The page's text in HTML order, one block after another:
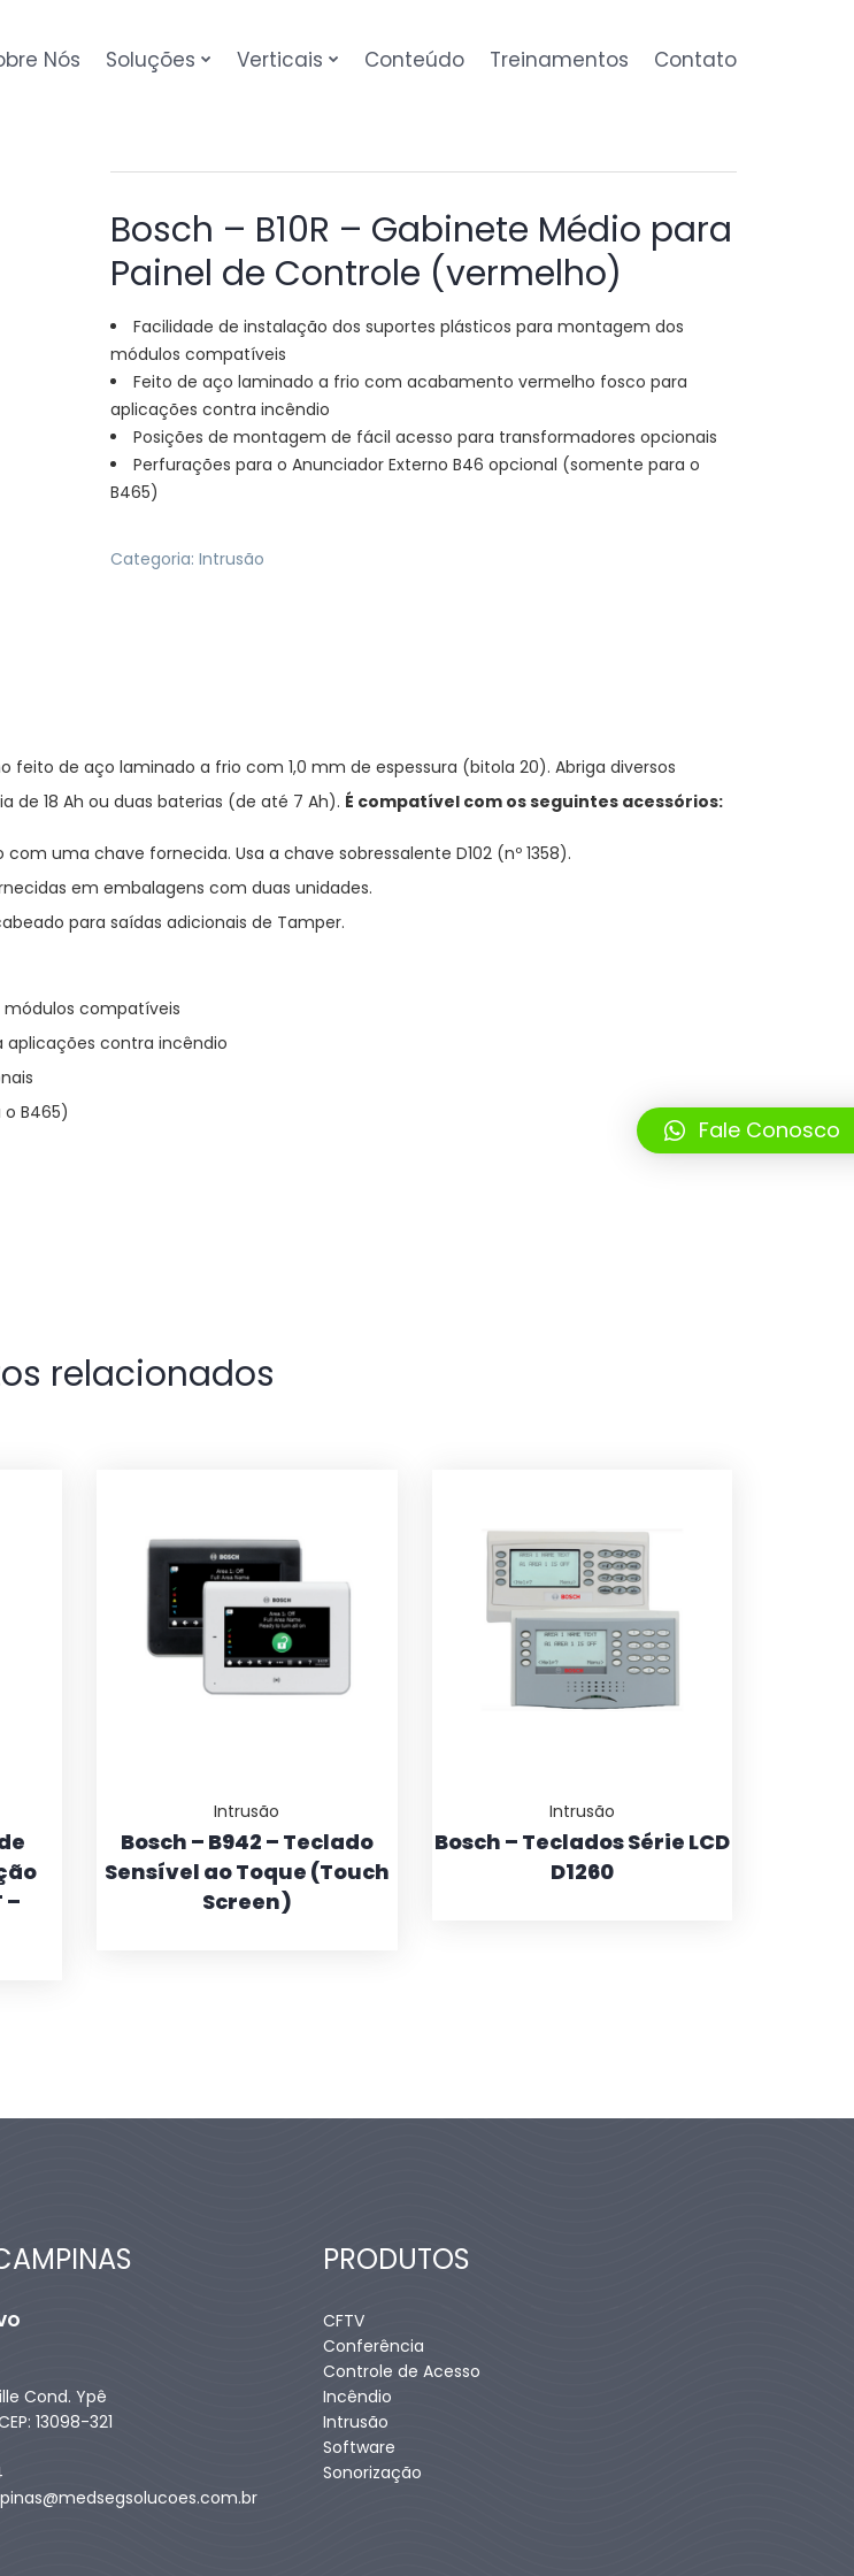
Nós Soluções Verticais Conteúdo Treinamentos Contato
Bosch – B10R – Gabinete Médio para
Painel de Controle (vermelho)
Facilidade de instalação dos suportes plásticos para montagem dos
módulos compatíveis
Feito de aço laminado a frio com acabamento vermelho fosco para
aplicações contra incêndio
Posições de montagem de fácil acesso para transformadores opcionais
Perfurações para o Anunciador Externo B46 opcional (somente para o
B465)
Categoria: Intrusão
de aço laminado a frio com 1,0 mm de espessura (bitola 20). Abriga diversos
de 18 Ah ou duas baterias (de até 7 Ah). É compatível com os seguintes acessórios:
uma chave fornecida. Usa a chave sobressalente D102 (nº 1358).
em embalagens com duas unidades.
para saídas adicionais de Tamper.
compatíveis
contra incêndio
B465)
relacionados
–
Intrusão
Bosch – B942 – Teclado
Sensível ao Toque (Touch
Screen)
Intrusão
Bosch – Teclados Série LCD
D1260
Cond. Ypê
13098-321
PRODUTOS
CFTV
Conferência
Controle de Acesso
Incêndio
Intrusão
Software
Sonorização
Fale Conosco